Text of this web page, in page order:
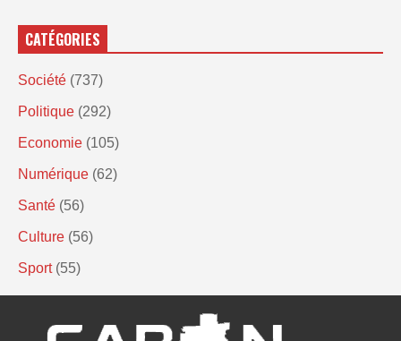
CATÉGORIES
Société (737)
Politique (292)
Economie (105)
Numérique (62)
Santé (56)
Culture (56)
Sport (55)